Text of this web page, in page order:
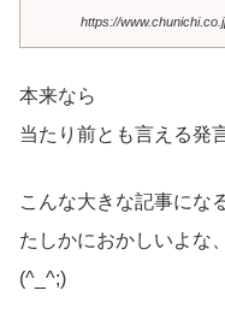
https://
本来なら
当たり前とも言える発
こんな大きな記事にな
たしかにおかしいよな
(^_^;)